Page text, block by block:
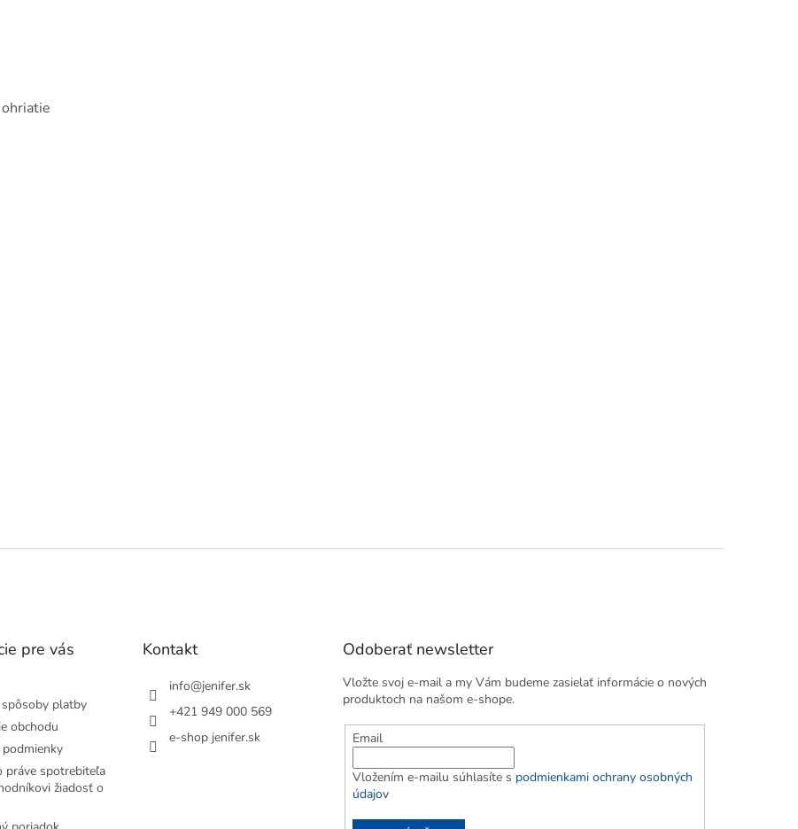
pre vás
spôsoby platby
obchodu
práve spotrebiteľa
žiadosť o
Kontakt
info@jenifer.sk
+421 949 000 569
e-shop jenifer.sk
Odoberať newsletter
Vložte svoj e-mail a my Vám budeme zasielať informácie o nových
produktoch na našom e-shope.
Email
Vložením e-mailu súhlasíte s podmienkami ochrany osobných
údajov